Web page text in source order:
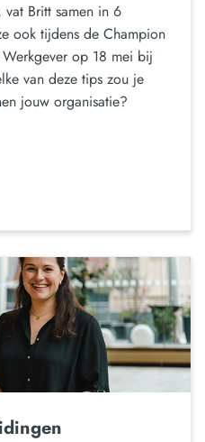
Britt samen in 6
ook tijdens de Champion
op 18 mei bij
van deze tips zou je
jouw organisatie?